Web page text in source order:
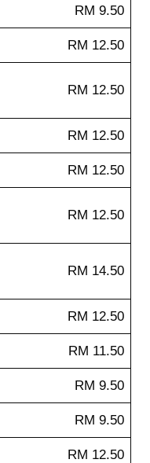
RM 9.50
RM 12.50
RM 12.50
RM 12.50
RM 12.50
RM 12.50
RM 14.50
RM 12.50
RM 11.50
RM 9.50
RM 9.50
RM 12.50